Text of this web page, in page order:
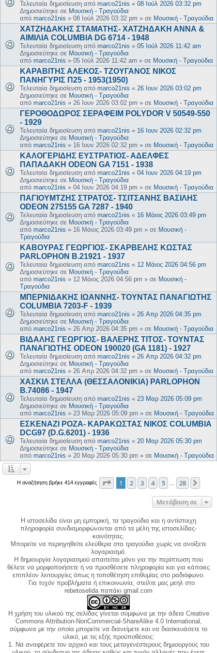
Τελευταία δημοσίευση από marco21nis « 08 Ιούλ 2026 03:32 pm
Δημοσιεύτηκε σε Μουσική - Τραγούδια
από marco21nis » 08 Ιούλ 2026 03:32 pm » σε Μουσική - Τραγούδια
ΧΑΤΖΗΔΑΚΗΣ ΣΤΑΜΑΤΗΣ- ΧΑΤΖΗΔΑΚΗ ΑΝΝΑ &
ΑΙΜΙΛΙΑ COLUMBIA DG 6714 - 1948
Τελευταία δημοσίευση από marco21nis « 05 Ιούλ 2026 11:42 am
Δημοσιεύτηκε σε Μουσική - Τραγούδια
από marco21nis » 05 Ιούλ 2026 11:42 am » σε Μουσική - Τραγούδια
ΚΑΡΑΒΙΤΗΣ ΑΛΕΚΟΣ- ΤΖΟΥΓΑΝΟΣ ΝΙΚΟΣ
ΠΑΝΗΓΥΡΙΣ Π25 - 1953(1950)
Τελευταία δημοσίευση από marco21nis « 26 Ιουν 2026 03:02 pm
Δημοσιεύτηκε σε Μουσική - Τραγούδια
από marco21nis » 26 Ιουν 2026 03:02 pm » σε Μουσική - Τραγούδια
ΓΕΡΟΘΟΔΩΡΟΣ ΣΕΡΑΦΕΙΜ POLYDOR V 50549-550
- 1929
Τελευταία δημοσίευση από marco21nis « 16 Ιουν 2026 02:32 pm
Δημοσιεύτηκε σε Μουσική - Τραγούδια
από marco21nis » 16 Ιουν 2026 02:32 pm » σε Μουσική - Τραγούδια
ΚΑΛΟΓΕΡΙΔΗΣ ΕΥΣΤΡΑΤΙΟΣ- ΑΔΕΛΦΕΣ
ΠΑΠΑΔΑΚΗ ODEON GA 7151 - 1938
Τελευταία δημοσίευση από marco21nis « 04 Ιουν 2026 04:19 pm
Δημοσιεύτηκε σε Μουσική - Τραγούδια
από marco21nis » 04 Ιουν 2026 04:19 pm » σε Μουσική - Τραγούδια
ΠΑΓΙΟΥΜΤΖΗΣ ΣΤΡΑΤΟΣ- ΤΣΙΤΣΑΝΗΣ ΒΑΣΙΛΗΣ
ODEON 275155 GA 7287 - 1940
Τελευταία δημοσίευση από marco21nis « 16 Μάιος 2026 03:49 pm
Δημοσιεύτηκε σε Μουσική - Τραγούδια
από marco21nis » 16 Μάιος 2026 03:49 pm » σε Μουσική -
Τραγούδια
ΚΑΒΟΥΡΑΣ ΓΕΩΡΓΙΟΣ- ΣΚΑΡΒΕΛΗΣ ΚΩΣΤΑΣ
PARLOPHON B.21921 - 1937
Τελευταία δημοσίευση από marco21nis « 12 Μάιος 2026 04:56 pm
Δημοσιεύτηκε σε Μουσική - Τραγούδια
από marco21nis » 12 Μάιος 2026 04:56 pm » σε Μουσική -
Τραγούδια
ΜΠΕΡΝΙΔΑΚΗΣ ΙΩΑΝΝΗΣ- ΤΟΥΝΤΑΣ ΠΑΝΑΓΙΩΤΗΣ
COLUMBIA 7203-F - 1939
Τελευταία δημοσίευση από marco21nis « 26 Απρ 2026 04:35 pm
Δημοσιεύτηκε σε Μουσική - Τραγούδια
από marco21nis » 26 Απρ 2026 04:35 pm » σε Μουσική - Τραγούδια
ΒΙΔΑΛΗΣ ΓΕΩΡΓΙΟΣ- ΒΑΛΕΡΗΣ ΤΙΤΟΣ- ΤΟΥΝΤΑΣ
ΠΑΝΑΓΙΩΤΗΣ ODEON 190020 (GA 1181) - 1927
Τελευταία δημοσίευση από marco21nis « 26 Απρ 2026 04:32 pm
Δημοσιεύτηκε σε Μουσική - Τραγούδια
από marco21nis » 26 Απρ 2026 04:32 pm » σε Μουσική - Τραγούδια
ΧΑΣΚΙΛ ΣΤΕΛΛΑ (ΘΕΣΣΑΛΟΝΙΚΙΑ) PARLOPHON
B.74086 - 1947
Τελευταία δημοσίευση από marco21nis « 23 Μαρ 2026 05:09 pm
Δημοσιεύτηκε σε Μουσική - Τραγούδια
από marco21nis » 23 Μαρ 2026 05:09 pm » σε Μουσική - Τραγούδια
ΕΣΚΕΝΑΖΙ ΡΟΖΑ- ΚΑΡΑΚΩΣΤΑΣ ΝΙΚΟΣ COLUMBIA
DCG97 (D.G.6201) - 1936
Τελευταία δημοσίευση από marco21nis « 20 Μαρ 2026 05:30 pm
Δημοσιεύτηκε σε Μουσική - Τραγούδια
από marco21nis » 20 Μαρ 2026 05:30 pm » σε Μουσική - Τραγούδια
Η αναζήτηση βρήκε 414 εγγραφές Σελίδα από28
1 2 3 4 5 28
Μετάβαση σε
Η ιστοσελίδα είναι μη εμπορική, τα τραγούδια και η αντίστοιχη
πληροφορία συνδιαμορφώνονται από τα μέλη της ιστοσελίδας-
κοινότητας.
Μπορείτε να περιηγηθείτε ελεύθερα στα τραγούδια χωρίς να ανοίξετε
λογαριασμό.
Η δημιουργία λογαριασμού απαιτείται μόνο για την περίπτωση που
θέλετε να μορφοποιήσετε ή να προσθέσετε πληροφορία και για κάποιες
επιπλέον λειτουργίες όπως η τοποθέτηση επιθυμίας στο ραδιόφωνο.
Για τυχόν προβλήματα ή επικοινωνία, στείλτε μας μεηλ στο
rebetoselida παπάκι gmail.com
Η χρήση του υλικού της σελίδας γίνεται σύμφωνα με την άδεια Creative
Commons Attribution-NonCommercial-ShareAlike 4.0 International,
σύμφωνα με την οποία μπορείτε να διανείμετε και να διασκευάσετε το
υλικό, με τις εξής προϋποθέσεις:
1. Να αναφέρετε τον αρχικό και τους μεταγενέστερους δημιουργούς του